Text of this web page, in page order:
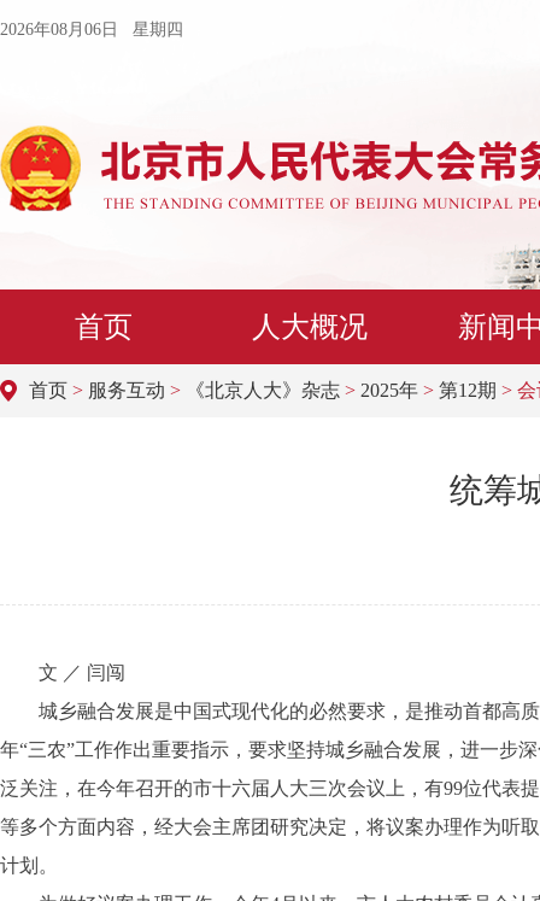
2026年08月06日 星期四
首页 人大概况 新闻
首页 > 服务互动 > 《北京人大》杂志 > 2025年 > 第12期 >
统筹
文 ／ 闫闯
城乡融合发展是中国式现代化的必然要求，是推动首都高质
年“三农”工作作出重要指示，要求坚持城乡融合发展，进一步
泛关注，在今年召开的市十六届人大三次会议上，有99位代表
等多个方面内容，经大会主席团研究决定，将议案办理作为听
计划。